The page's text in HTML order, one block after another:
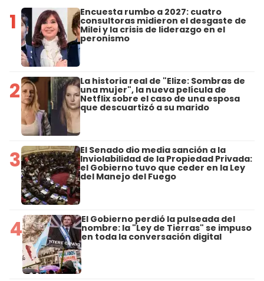
1 Encuesta rumbo a 2027: cuatro
consultoras midieron el desgaste de
Milei y la crisis de liderazgo en el
peronismo
2 La historia real de "Elize: Sombras de
una mujer", la nueva película de
Netflix sobre el caso de una esposa
que descuartizó a su marido
3 El Senado dio media sanción a la
Inviolabilidad de la Propiedad Privada:
el Gobierno tuvo que ceder en la Ley
del Manejo del Fuego
4 El Gobierno perdió la pulseada del
nombre: la "Ley de Tierras" se impuso
en toda la conversación digital